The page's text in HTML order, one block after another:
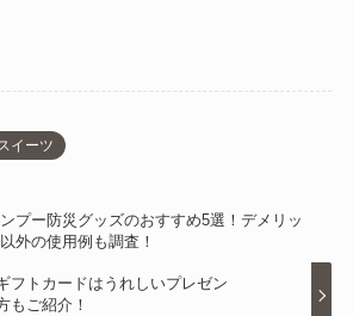
イーツ
プー防災グッズのおすすめ5選！デメリッ
外の使用例も調査！
フトカードはうれしいプレゼン
もご紹介！